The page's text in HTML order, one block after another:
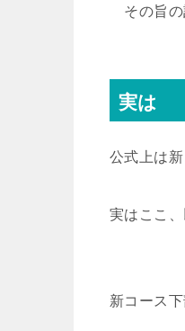
その旨の
実は
公式上は
実はここ
新コース